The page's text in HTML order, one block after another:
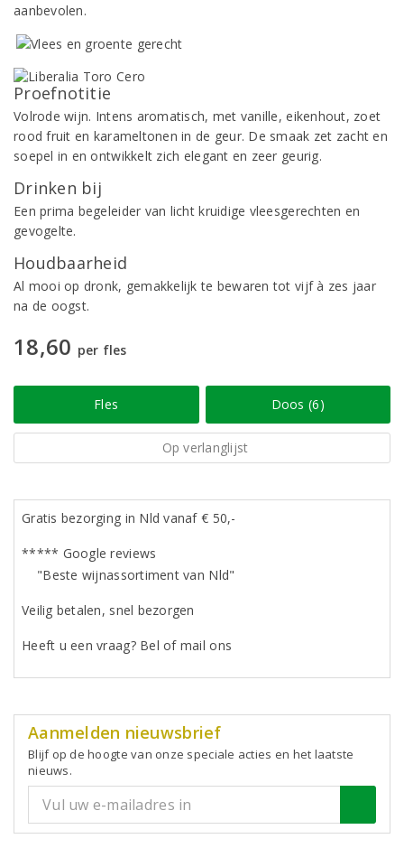
aanbevolen.
Proefnotitie
Volrode wijn. Intens aromatisch, met vanille, eikenhout, zoet
rood fruit en karameltonen in de geur. De smaak zet zacht en
soepel in en ontwikkelt zich elegant en zeer geurig.
Drinken bij
Een prima begeleider van licht kruidige vleesgerechten en
gevogelte.
Houdbaarheid
Al mooi op dronk, gemakkelijk te bewaren tot vijf à zes jaar
na de oogst.
18,60 per fles
Fles Doos (6)
Op verlanglijst
Gratis bezorging in Nld vanaf € 50,-
***** Google reviews
"Beste wijnassortiment van Nld"
Veilig betalen, snel bezorgen
Heeft u een vraag? Bel of mail ons
Aanmelden nieuwsbrief
Blijf op de hoogte van onze speciale acties en het laatste
nieuws.